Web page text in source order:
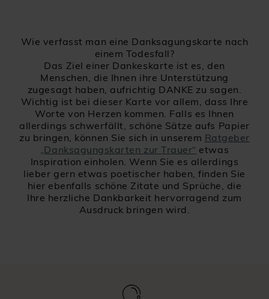
Wie verfasst man eine Danksagungskarte nach
einem Todesfall?
Das Ziel einer Dankeskarte ist es, den
Menschen, die Ihnen ihre Unterstützung
zugesagt haben, aufrichtig DANKE zu sagen.
Wichtig ist bei dieser Karte vor allem, dass Ihre
Worte von Herzen kommen. Falls es Ihnen
allerdings schwerfällt, schöne Sätze aufs Papier
zu bringen, können Sie sich in unserem Ratgeber
„Danksagungskarten zur Trauer“ etwas
Inspiration einholen. Wenn Sie es allerdings
lieber gern etwas poetischer haben, finden Sie
hier ebenfalls schöne Zitate und Sprüche, die
Ihre herzliche Dankbarkeit hervorragend zum
Ausdruck bringen wird.